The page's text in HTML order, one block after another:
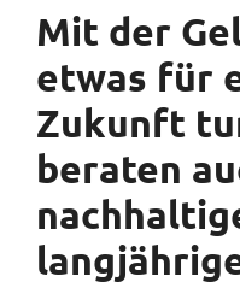
Absicherung
Sparen
Mit der
etwas für
Zukunft
beraten